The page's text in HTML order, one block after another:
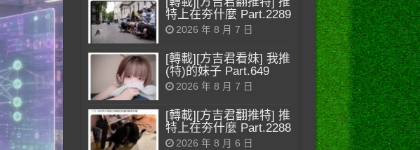
特上在夯什麼 Part.2289
2026 年 8 月 7 日
[轉載][方吉君看妹] 我推
(特)的妹子 Part.649
2026 年 8 月 7 日
[轉載][方吉君翻推特] 推
特上在夯什麼 Part.2288
2026 年 8 月 6 日